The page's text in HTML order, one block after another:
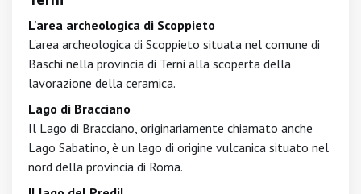
L'area archeologica di Scoppieto
L'area archeologica di Scoppieto situata nel comune di
Baschi nella provincia di Terni alla scoperta della
lavorazione della ceramica.
Lago di Bracciano
Il Lago di Bracciano, originariamente chiamato anche
Lago Sabatino, è un lago di origine vulcanica situato nel
nord della provincia di Roma.